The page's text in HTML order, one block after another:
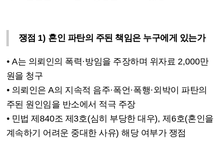
쟁점 1) 혼인 파탄의 주된 책임은 누구에게 있는가
⦁ A는 의뢰인의 폭력· 방임을 주장하며 위자료 2,000만
원을 청구
⦁ 의뢰인은A의 지속적 음주·폭언 ·폭행·외박이 파탄의
주된 원인임을 반소에서 적극 주장
⦁ 민법 제840조 제3호(심히 부당한 대우),제6호(혼인을
계속하기 어려운 중대한 사유)해당 여부가 쟁점